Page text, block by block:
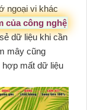
ngoại vi khác
của công nghệ
dữ liệu khi cần
mây cũng
hợp mất dữ liệu